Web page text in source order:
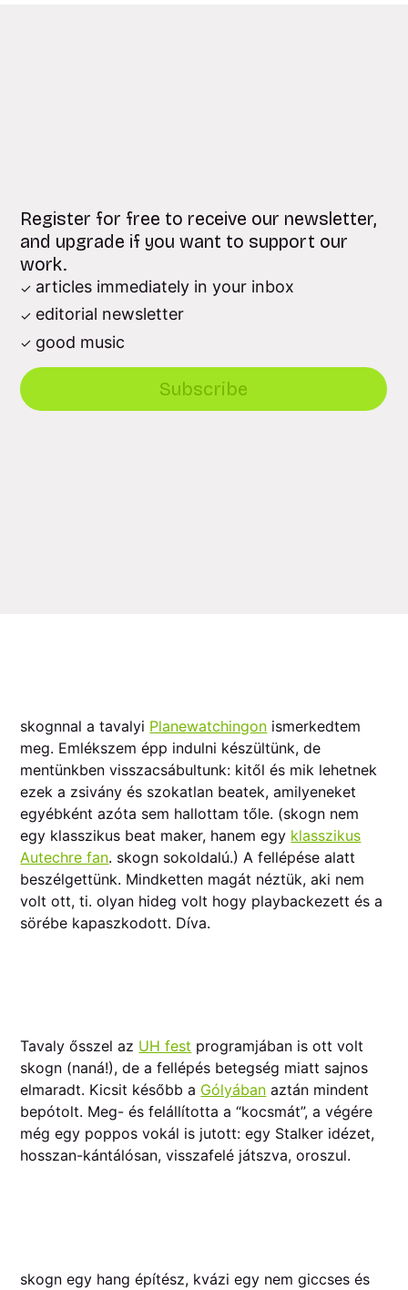
Register for free to receive our newsletter,
and upgrade if you want to support our
work.
articles immediately in your inbox
editorial newsletter
good music
Subscribe
skognnal a tavalyi Planewatchingon ismerkedtem
meg. Emlékszem épp indulni készültünk, de
mentünkben visszacsábultunk: kitől és mik lehetnek
ezek a zsivány és szokatlan beatek, amilyeneket
egyébként azóta sem hallottam tőle. (skogn nem
egy klasszikus beat maker, hanem egy klasszikus
Autechre fan. skogn sokoldalú.) A fellépése alatt
beszélgettünk. Mindketten magát néztük, aki nem
volt ott, ti. olyan hideg volt hogy playbackezett és a
sörébe kapaszkodott. Díva.
Tavaly ősszel az UH fest programjában is ott volt
skogn (naná!), de a fellépés betegség miatt sajnos
elmaradt. Kicsit később a Gólyában aztán mindent
bepótolt. Meg- és felállította a “kocsmát”, a végére
még egy poppos vokál is jutott: egy Stalker idézet,
hosszan-kántálósan, visszafelé játszva, oroszul.
skogn egy hang építész, kvázi egy nem giccses és